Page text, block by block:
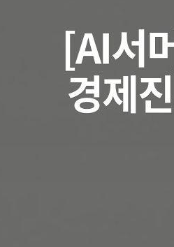
[AI서
경제